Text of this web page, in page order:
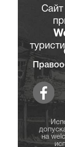
Сайт
на